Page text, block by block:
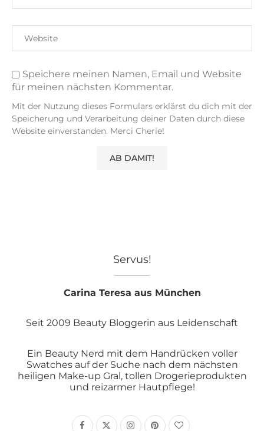
Speichere meinen Namen, Email und Website
für meinen nächsten Kommentar.
Mit der Nutzung dieses Formulars erklärst du dich mit der
Speicherung und Verarbeitung deiner Daten durch diese
Website einverstanden. Merci Cherie!
Servus!
Carina Teresa aus München
Seit 2009 Beauty Bloggerin aus Leidenschaft
Ein Beauty Nerd mit dem Handrücken voller
Swatches auf der Suche nach dem nächsten
heiligen Make-up Gral, tollen Drogerieprodukten
und reizarmer Hautpflege!